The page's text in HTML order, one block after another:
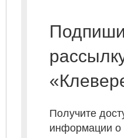
Получите
информации о